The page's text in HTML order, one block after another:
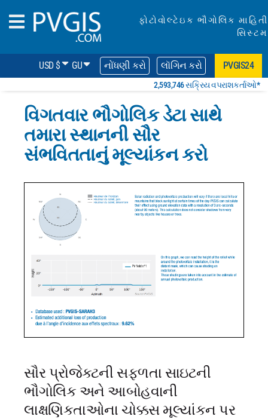
ફોટોવોલ્ટેઇક ભૌગોલિક માહિતી
સિસ્ટમ
USD $ GU નોંધણી કરો લૉગિન કરો PVGIS24
2,593,746 સક્રિય વપરાશકર્તાઓ*
વિગતવાર ભૌગોલિક ડેટા સાથે
તમારા સ્થાનની સૌર
સંભવિતતાનું મૂલ્યાંકન કરો
સૌર પ્રોજેક્ટની સફળતા સાઇટની
ભૌગોલિક અને આબોહવાની
લાક્ષણિકતાઓના ચોક્કસ મૂલ્યાંકન પર